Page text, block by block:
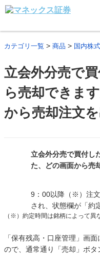
カテゴリ一覧 > 商品 > 国内株式
立会外分売で
ら売却できま
から売却注文
立会外分売で買付し
た、どの画面から売
9：00以降（※）注
され、状態欄が「約
（※）約定時間は銘柄によって異
「保有残高・口座管理」画
ので、通常通り「売却」ボタ